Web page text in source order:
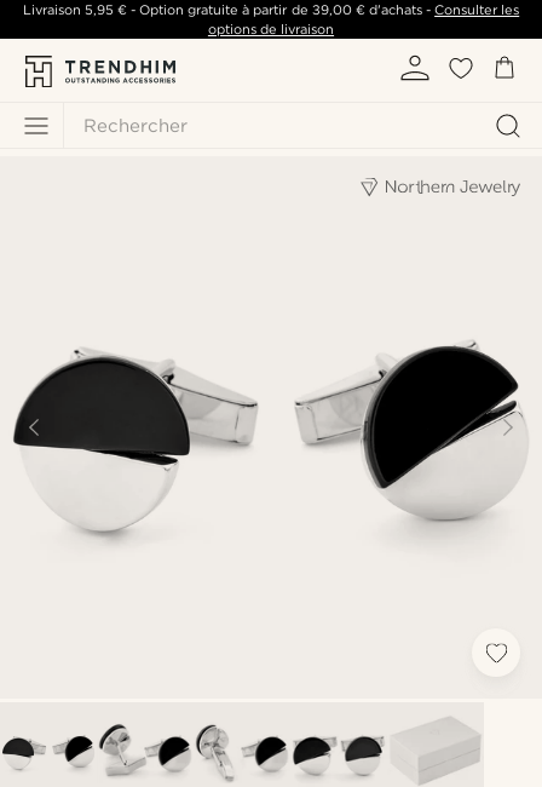
Rechercher
Livraison 5,95 €- Option gratuite à partir de 39,00 €d'achats -Consulter les
options de livraison